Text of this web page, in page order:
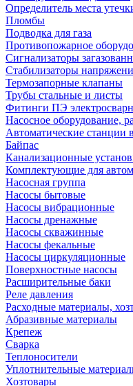
Определитель места
Пломбы
Подводка для газа
Противопожарное
Сигнализаторы
Стабилизаторы
Термозапорные клапаны
Трубы стальные и листы
Фитинги ПЭ
Насосное оборудование,
Автоматические станции
Байпас
Канализационные
Комплектующие для
Насосная группа
Насосы бытовые
Насосы вибрационные
Насосы дренажные
Насосы скважинные
Насосы фекальные
Насосы циркуляционные
Поверхностные насосы
Расширительные баки
Реле давления
Расходные материалы,
Абразивные материалы
Крепеж
Сварка
Теплоносители
Уплотнительные
Хозтовары